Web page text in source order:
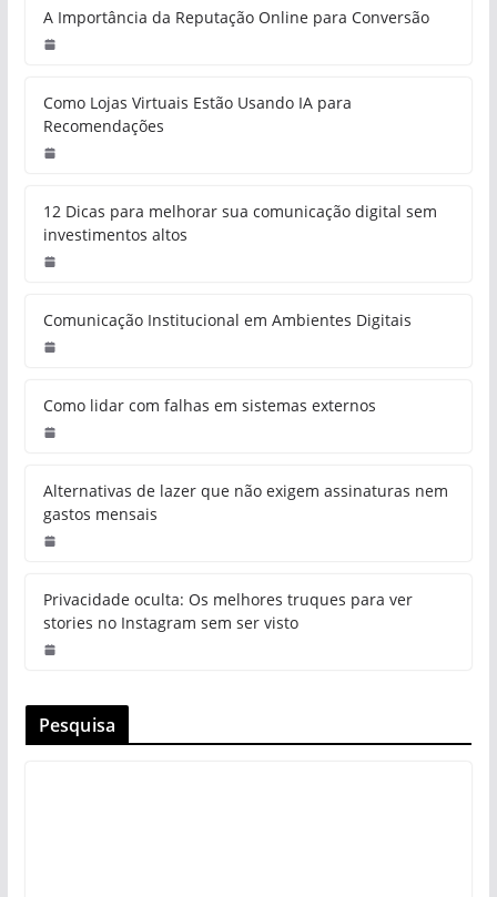
A Importância da Reputação Online para Conversão
Como Lojas Virtuais Estão Usando IA para
Recomendações
12 Dicas para melhorar sua comunicação digital sem
investimentos altos
Comunicação Institucional em Ambientes Digitais
Como lidar com falhas em sistemas externos
Alternativas de lazer que não exigem assinaturas nem
gastos mensais
Privacidade oculta: Os melhores truques para ver
stories no Instagram sem ser visto
Pesquisa